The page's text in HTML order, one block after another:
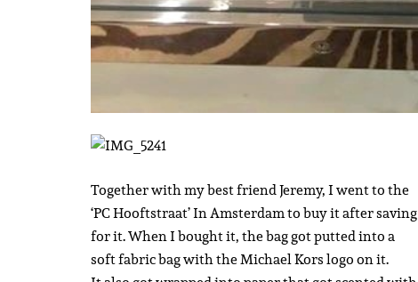
Together with my best friend Jeremy, I went to the
‘PC Hooftstraat’ In Amsterdam to buy it after saving
for it. When I bought it, the bag got putted into a
soft fabric bag with the Michael Kors logo on it.